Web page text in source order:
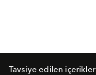
Tavsiye edilen içerikler